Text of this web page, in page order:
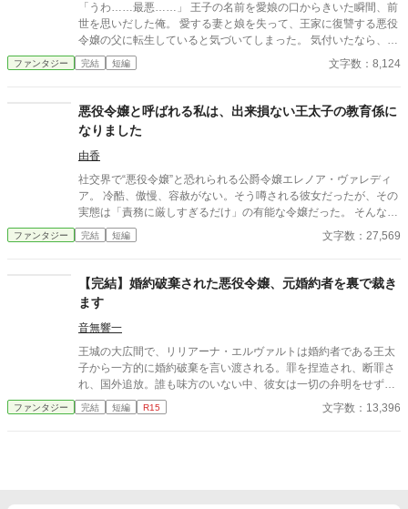
「うわ……最悪……」 王子の名前を愛娘の口からきいた瞬間、前
世を思いだした俺。 愛する妻と娘を失って、王家に復讐する悪役
令嬢の父に転生していると気づいてしまった。 気付いたなら、妻
と娘の死亡フラグは破壊するよ。 まだ二人とも生きてるからね。
物語の通りになんて、させるか！ ※他サイトにも掲載中
ファンタジー 完結 短編 文字数：8,124
悪役令嬢と呼ばれる私は、出来損ない王太子の教育係に
なりました
由香
社交界で“悪役令嬢”と恐れられる公爵令嬢エレノア・ヴァレディ
ア。 冷酷、傲慢、容赦がない。そう噂される彼女だったが、その
実態は「責務に厳しすぎるだけ」の有能な令嬢だった。 そんな彼
女に、ある日国王から命令が下る。 ――出来損ないと名高い王太
子リュシアンの教育係になれ、と。 勉学嫌いで無責任。 甘やかさ
た。 「泣く暇があるなら復習なさい」 容赦ない教育に反発する王
太子。 さらに社交界では、「悪役令嬢が王太子を壊す」と非難が
巻き起こる。 だがエレノアは意に介さない。 国を滅ぼされては困
るから。 ただ、それだけの理由で彼女は王太子を鍛え続ける。 や
がて王太子は少しずつ変わり始め、周囲もまた気付いていく。 ―
―本当に国を想っていたのは、誰だったのか。 これは、“悪役令
嬢”と呼ばれた一人の令嬢が、次代の王を育て上げる物語。
ファンタジー 完結 短編 文字数：27,569
【完結】婚約破棄された悪役令嬢、元婚約者を裏で裁き
ます
音無響一
王城の大広間で、リリアーナ・エルヴァルトは婚約者である王太
子から一方的に婚約破棄を言い渡される。罪を捏造され、断罪さ
れ、国外追放。誰も味方のいない中、彼女は一切の弁明をせず静
かに受け入れた。 だがその夜。 彼女は別の顔を持つ。 王都の闇
で依頼を受け、悪を裁く裏稼業の元締め。 今度の標的は――自分
ファンタジー 完結 短編 R15 文字数：13,396